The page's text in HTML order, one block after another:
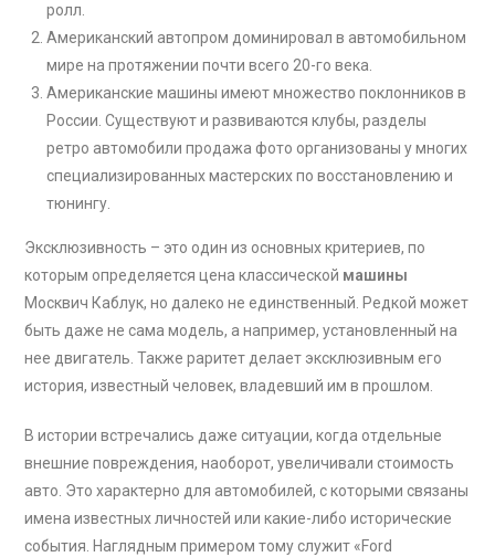
ролл.
Американский автопром доминировал в автомобильном
мире на протяжении почти всего 20-го века.
Американские машины имеют множество поклонников в
России. Существуют и развиваются клубы, разделы
ретро автомобили продажа фото организованы у многих
специализированных мастерских по восстановлению и
тюнингу.
Эксклюзивность – это один из основных критериев, по
которым определяется цена классической машины
Москвич Каблук, но далеко не единственный. Редкой может
быть даже не сама модель, а например, установленный на
нее двигатель. Также раритет делает эксклюзивным его
история, известный человек, владевший им в прошлом.
В истории встречались даже ситуации, когда отдельные
внешние повреждения, наоборот, увеличивали стоимость
авто. Это характерно для автомобилей, с которыми связаны
имена известных личностей или какие-либо исторические
события. Наглядным примером тому служит «Ford